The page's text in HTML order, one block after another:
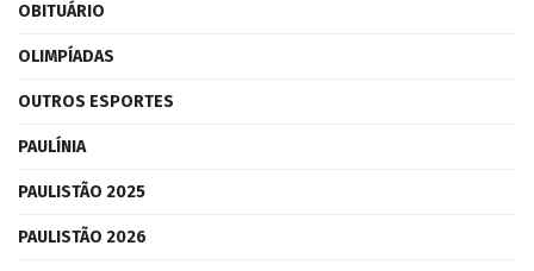
OBITUÁRIO
OLIMPÍADAS
OUTROS ESPORTES
PAULÍNIA
PAULISTÃO 2025
PAULISTÃO 2026